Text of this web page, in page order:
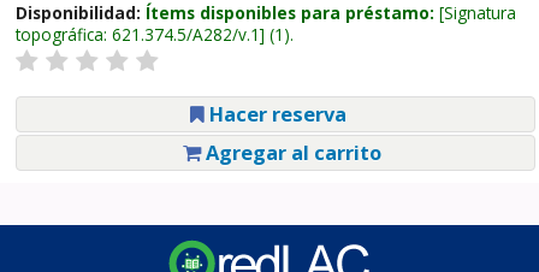
Disponibilidad: Ítems disponibles para préstamo: Signatura
topográfica: 621.374.5/A282/v.1 (1).
Hacer reserva
Agregar al carrito